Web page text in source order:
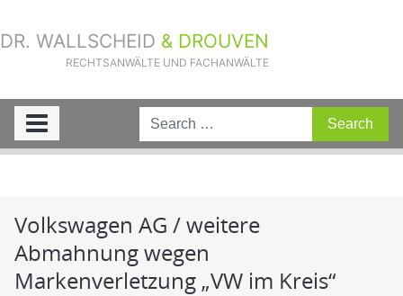
DR. WALLSCHEID & DROUVEN
RECHTSANWÄLTE UND FACHANWÄLTE
Sie sind hier: Aktuelle Fälle»
Volkswagen AG / weitere
Abmahnung wegen Markenverletzung „VW im Kreis“
Volkswagen AG / weitere
Abmahnung wegen
Markenverletzung „VW im Kreis“